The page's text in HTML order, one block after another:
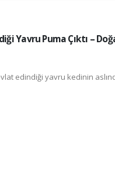
Yavru Puma Çıktı –
edindiği yavru kedinin